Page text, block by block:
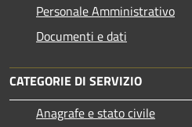
Personale Amministrativo
Documenti e dati
CATEGORIE DI SERVIZIO
Anagrafe e stato civile